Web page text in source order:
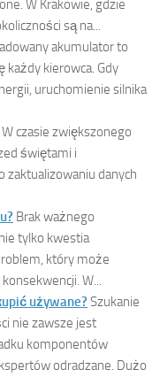
W Krakowie, gdzie
są na...
akumulator to
kierowca. Gdy
uruchomienie silnika
W czasie zwiększonego
świętami i
danych
Brak ważnego
tylko kwestia
który może
W...
używane? Szukanie
nie zawsze jest
komponentów
odradzane. Dużo